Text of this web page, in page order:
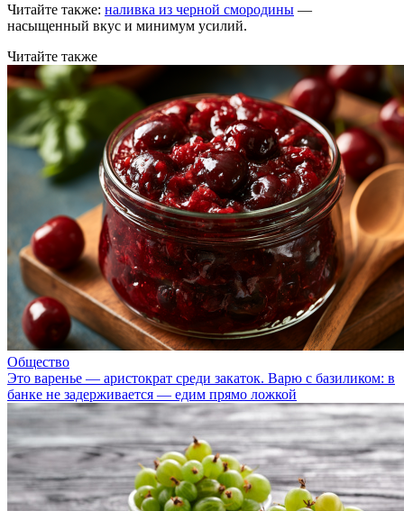
Читайте также: наливка из черной смородины —
насыщенный вкус и минимум усилий.
Читайте также
Общество
Это варенье — аристократ среди закаток. Варю с базиликом: в
банке не задерживается — едим прямо ложкой